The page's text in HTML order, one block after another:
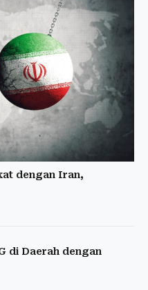
dengan Iran,
di Daerah dengan